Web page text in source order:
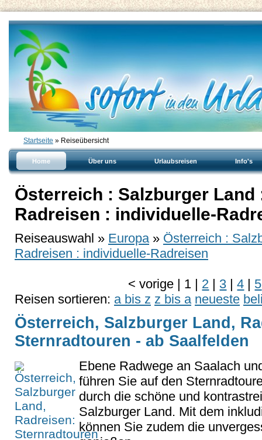
Startseite » Reiseübersicht
Home Über uns Urlaubsreisen Info's
Österreich : Salzburger Land
Radreisen : individuelle-
Reiseauswahl » Europa » Österreich :
Radreisen : individuelle-Radreisen
<vorige | 1 | 2 | 3 | 4 | 5
Reisen sortieren: a bis z z bis a neueste
Österreich, Salzburger Land,
Sternradtouren - ab Saalfelden
Ebene Radwege an Saalach
führen Sie auf den
durch die schöne und
Salzburger Land. Mit dem
können Sie zudem die